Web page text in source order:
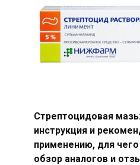
Стрептоцидовая
инструкция и
применению, для чего
обзор аналогов и